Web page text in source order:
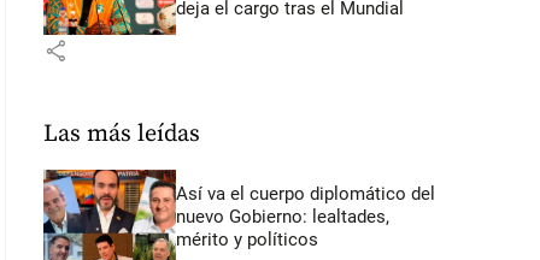
deja el cargo tras el Mundial
share
Las más leídas
Así va el cuerpo diplomático del
nuevo Gobierno: lealtades,
mérito y políticos